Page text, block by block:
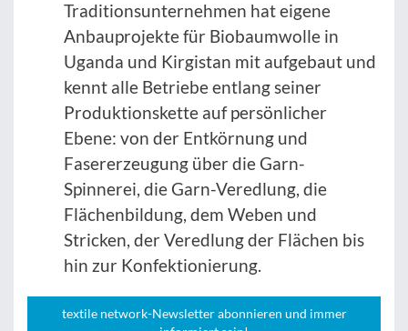
Traditionsunternehmen hat eigene
Anbauprojekte für Biobaumwolle in
Uganda und Kirgistan mit aufgebaut und
kennt alle Betriebe entlang seiner
Produktionskette auf persönlicher
Ebene: von der Entkörnung und
Fasererzeugung über die Garn-
Spinnerei, die Garn-Veredlung, die
Flächenbildung, dem Weben und
Stricken, der Veredlung der Flächen bis
hin zur Konfektionierung.
textile network-Newsletter abonnieren und immer